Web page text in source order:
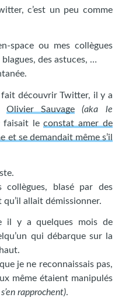
c’est un peu comme
space ou mes collègues
des astuces, …
fait découvrir Twitter, il y a
Olivier Sauvage
(aka le
faisait leconstat amer de
et se demandait même s’il
blasé par des
allait démissionner.
il y a quelques mois de
qui débarque sur la
je ne reconnaissais pas,
même étaient manipulés
rapprochent).